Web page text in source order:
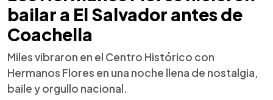
bailar a El Salvador antes de
Coachella
Miles vibraron en el Centro Histórico con
Hermanos Flores en una noche llena de nostalgia,
baile y orgullo nacional.